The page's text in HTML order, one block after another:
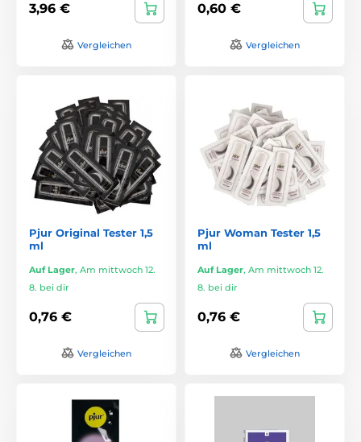
3,96 €
Vergleichen
0,60 €
Vergleichen
Pjur Original Tester 1,5
ml
Auf Lager, Am mittwoch 12.
8. bei dir
0,76 €
Vergleichen
Pjur Woman Tester 1,5
ml
Auf Lager, Am mittwoch 12.
8. bei dir
0,76 €
Vergleichen